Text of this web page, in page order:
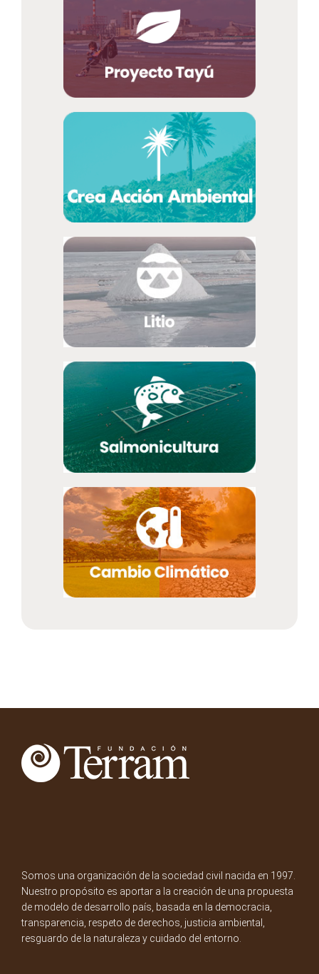
Somos una organización de la sociedad civil nacida en 1997.
Nuestro propósito es aportar a la creación de una propuesta
de modelo de desarrollo país, basada en la democracia,
transparencia, respeto de derechos, justicia ambiental,
resguardo de la naturaleza y cuidado del entorno.